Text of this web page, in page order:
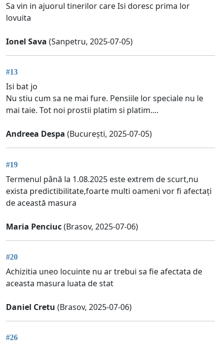
Sa vin in ajuorul tinerilor care Isi doresc prima lor
lovuita
Ionel Sava (Sanpetru, 2025-07-05)
#13
Isi bat jo
Nu stiu cum sa ne mai fure. Pensiile lor speciale nu le
mai taie. Tot noi prostii platim si platim....
Andreea Despa (București, 2025-07-05)
#19
Termenul până la 1.08.2025 este extrem de scurt,nu
exista predictibilitate,foarte multi oameni vor fi afectați
de această masura
Maria Penciuc(Brasov, 2025-07-06)
#20
Achizitia uneo locuinte nu ar trebui sa fie afectata de
aceasta masura luata de stat
Daniel Cretu (Brasov, 2025-07-06)
#26